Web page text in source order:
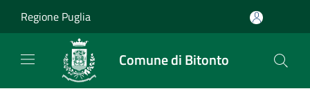
Regione Puglia
Comune di Bitonto